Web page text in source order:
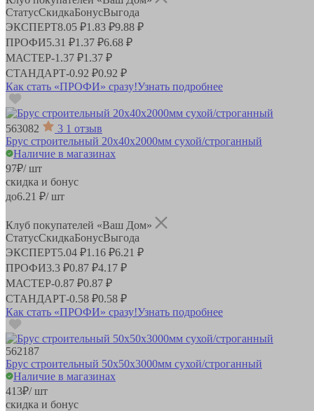
СтатусСкидкаБонусВыгода
ЭКСПЕРТ8.05 ₽1.83 ₽9.88 ₽
ПРОФИ5.31 ₽1.37 ₽6.68 ₽
МАСТЕР-1.37 ₽1.37 ₽
СТАНДАРТ-0.92 ₽0.92 ₽
Как стать «ПРОФИ» сразу!Узнать подробнее
563082 3 1 отзыв
Брус строительный 20х40х2000мм сухой/строганный
Наличие в магазинах
97₽/ шт
скидка и бонус
до6.21 ₽/ шт
Клуб покупателей «Ваш Дом»
СтатусСкидкаБонусВыгода
ЭКСПЕРТ5.04 ₽1.16 ₽6.21 ₽
ПРОФИ3.3 ₽0.87 ₽4.17 ₽
МАСТЕР-0.87 ₽0.87 ₽
СТАНДАРТ-0.58 ₽0.58 ₽
Как стать «ПРОФИ» сразу!Узнать подробнее
562187
Брус строительный 50х50х3000мм сухой/строганный
Наличие в магазинах
413₽/ шт
скидка и бонус